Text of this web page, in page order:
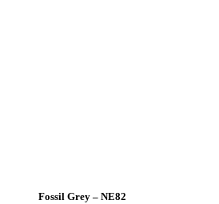
Fossil Grey – NE82